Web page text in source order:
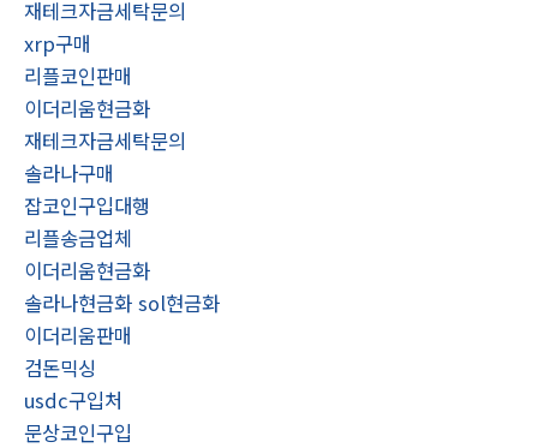
재테크자금세탁문의
xrp구매
리플코인판매
이더리움현금화
재테크자금세탁문의
솔라나구매
잡코인구입대행
리플송금업체
이더리움현금화
솔라나현금화 sol현금화
이더리움판매
검돈믹싱
usdc구입처
문상코인구입